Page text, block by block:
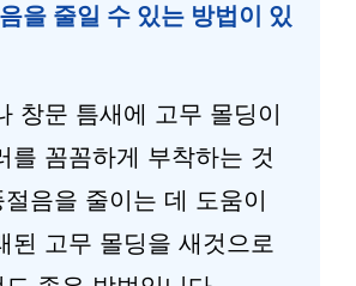
을 줄일 수 있는 방법이 있
창문 틈새에 고무 몰딩이
를 꼼꼼하게 부착하는 것
음을 줄이는 데 도움이
된 고무 몰딩을 새것으로